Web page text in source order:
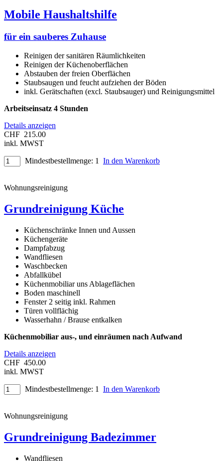
Mobile Haushaltshilfe
für ein sauberes Zuhause
Reinigen der sanitären Räumlichkeiten
Reinigen der Küchenoberflächen
Abstauben der freien Oberflächen
Staubsaugen und feucht aufziehen der Böden
inkl. Gerätschaften (excl. Staubsauger) und Reinigungsmittel
Arbeitseinsatz 4 Stunden
Details anzeigen
CHF 215.00
inkl. MWST
Mindestbestellmenge: 1 In den Warenkorb
Wohnungsreinigung
Grundreinigung Küche
Küchenschränke Innen und Aussen
Küchengeräte
Dampfabzug
Wandfliesen
Waschbecken
Abfallkübel
Küchenmobiliar uns Ablageflächen
Boden maschinell
Fenster 2 seitig inkl. Rahmen
Türen vollflächig
Wasserhahn / Brause entkalken
Küchenmobiliar aus-, und einräumen nach Aufwand
Details anzeigen
CHF 450.00
inkl. MWST
Mindestbestellmenge: 1 In den Warenkorb
Wohnungsreinigung
Grundreinigung Badezimmer
Wandfliesen